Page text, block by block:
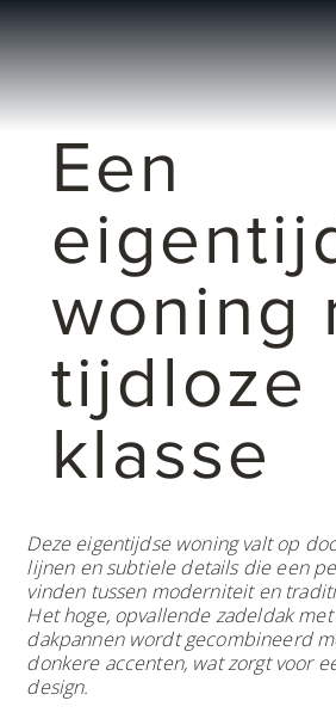
Een
woning
tijdloze
klasse
Deze eigentijdse woning valt op
lijnen en subtiele details die een
vinden tussen moderniteit en
Het hoge, opvallende zadeldak
dakpannen wordt gecombineerd
donkere accenten, wat zorgt voor
design.